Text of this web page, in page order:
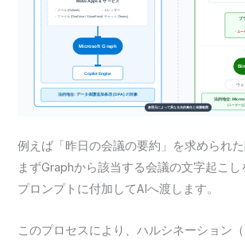
例えば「昨日の会議の要約」を求められ
まずGraphから該当する会議の文字起こ
プロンプトに付加してAIへ渡します。
このプロセスにより、ハルシネーション